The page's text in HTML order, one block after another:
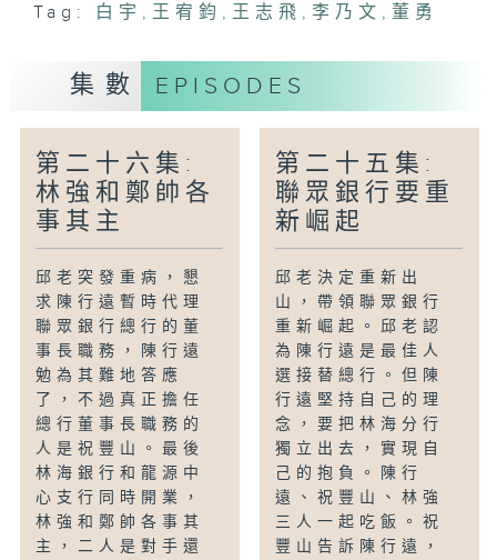
Tag: 白宇 , 王宥​​鈞 , 王志飛 , 李乃文 , 董勇
集數 EPISODES
第二十六集:
林強和鄭帥各
事其主
邱老突發重病，懇
求陳行遠暫時代理
聯眾銀行總行的董
事長職務，陳行遠
勉為其難地答應
了，不過真正擔任
總行董事長職務的
人是祝豐山。最後
林海銀行和龍源中
心支行同時開業，
林強和鄭帥各事其
主，二人是對手還
第二十五集:
聯眾銀行要重
新崛起
邱老決定重新出
山，帶領聯眾銀行
重新崛起。邱老認
為陳行遠是最佳人
選接替總行。但陳
行遠堅持自己的理
念，要把林海分行
獨立出去，實現自
己的抱負。陳行
遠、祝豐山、林強
三人一起吃飯。祝
豐山告訴陳行遠，